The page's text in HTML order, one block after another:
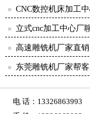
【鸿天驰】
CNC数控机床加工
理-【鸿天驰】
立式cnc加工中心厂
【鸿天驰】
高速雕铣机厂家直
由-【鸿天驰】
东莞雕铣机厂家帮
电 话：13326863993